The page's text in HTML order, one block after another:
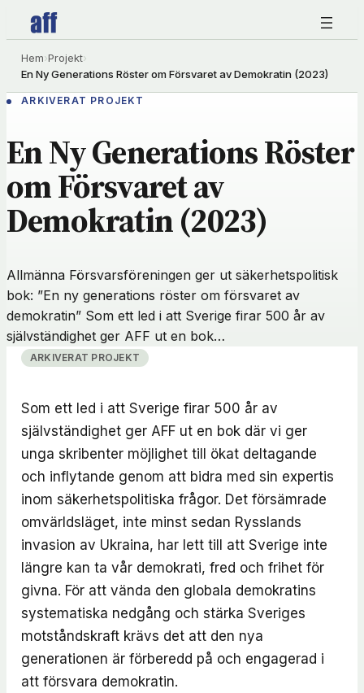
Hoppa
till
innehåll
Hem›Projekt›
En Ny Generations Röster om Försvaret av Demokratin (2023)
ARKIVERAT PROJEKT
En Ny Generations Röster
om Försvaret av
Demokratin (2023)
Allmänna Försvarsföreningen ger ut säkerhetspolitisk
bok: ”En ny generations röster om försvaret av
demokratin” Som ett led i att Sverige firar 500 år av
självständighet ger AFF ut en bok…
ARKIVERAT PROJEKT
Som ett led i att Sverige firar 500 år av
självständighet ger AFF ut en bok där vi ger
unga skribenter möjlighet till ökat deltagande
och inflytande genom att bidra med sin expertis
inom säkerhetspolitiska frågor. Det försämrade
omvärldsläget, inte minst sedan Rysslands
invasion av Ukraina, har lett till att Sverige inte
längre kan ta vår demokrati, fred och frihet för
givna. För att vända den globala demokratins
systematiska nedgång och stärka Sveriges
motståndskraft krävs det att den nya
generationen är förberedd på och engagerad i
att försvara demokratin.